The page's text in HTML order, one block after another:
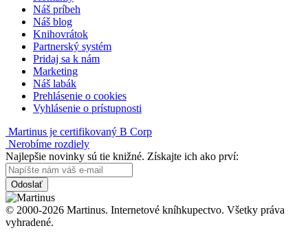
Náš príbeh
Náš blog
Knihovrátok
Partnerský systém
Pridaj sa k nám
Marketing
Náš labák
Prehlásenie o cookies
Vyhlásenie o prístupnosti
Martinus je certifikovaný B Corp
Nerobíme rozdiely
Najlepšie novinky sú tie knižné. Získajte ich ako prví:
Odoslať
© 2000-2026 Martinus. Internetové kníhkupectvo. Všetky práva
vyhradené.